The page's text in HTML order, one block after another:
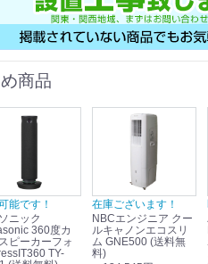
商品
能です！
ニック
360度カ
ピーカーフォ
TY-
在庫ございます！
NBCエンジニア クー
ルキャノンエコスリ
ム GNE500 (送料無
料)